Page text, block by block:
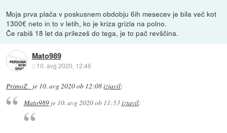
Moja prva plača v poskusnem obdobju 6ih mesecev je bila več kot
1300€ neto in to v letih, ko je kriza grizla na polno.
Če rabiš 18 let da prilezeš do tega, je to pač revščina.
Mato989
:: 10. avg 2020, 12:46
PrimoZ_ je 10. avg 2020 ob 12:08izjavil:
Mato989je 10. avg 2020 ob 11:53izjavil: